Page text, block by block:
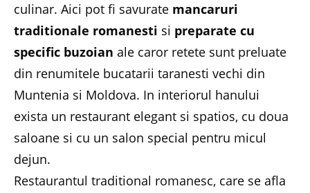
culinar. Aici pot fi savurate mancaruri
traditionale romanesti si preparate cu
specific buzoian ale caror retete sunt preluate
din renumitele bucatarii taranesti vechi din
Muntenia si Moldova. In interiorul hanului
exista un restaurant elegant si spatios, cu doua
saloane si cu un salon special pentru micul
dejun.
Restaurantul traditional romanesc, care se afla